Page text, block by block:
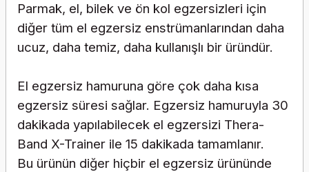
Parmak, el, bilek ve ön kol egzersizleri için
diğer tüm el egzersiz enstrümanlarından daha
ucuz, daha temiz, daha kullanışlı bir üründür.
El egzersiz hamuruna göre çok daha kısa
egzersiz süresi sağlar. Egzersiz hamuruyla 30
dakikada yapılabilecek el egzersizi Thera-
Band X-Trainer ile 15 dakikada tamamlanır.
Bu ürünün diğer hiçbir el egzersiz ürününde